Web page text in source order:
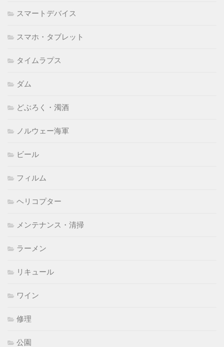
スマートデバイス
スマホ・タブレット
タイムラプス
ダム
どぶろく・濁酒
ノルウェー海軍
ビール
フィルム
ヘリコプター
メンテナンス・清掃
ラーメン
リキュール
ワイン
修理
公園